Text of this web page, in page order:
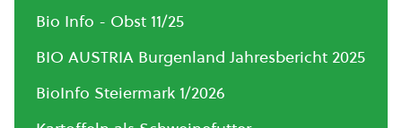
Bio Info - Obst 11/25
BIO AUSTRIA Burgenland Jahresbericht 2025
BioInfo Steiermark 1/2026